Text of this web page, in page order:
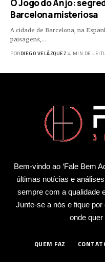
O Jogo do Anjo:
Barcelona misteriosa
A cidade de Barcelona, na
paisagens,…
PORDIEGO VELÁZQUEZ 4 MIN DE
Bem-vindo ao ‘Fale Bem
últimas notícias e
sempre com a qualidade
Junte-se a nós e fique
onde
QUEM FAZ